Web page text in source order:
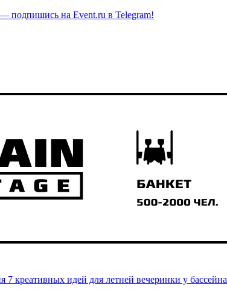
подпишись на Event.ru в Telegram!
7 креативных идей для летней вечеринки у бассейна